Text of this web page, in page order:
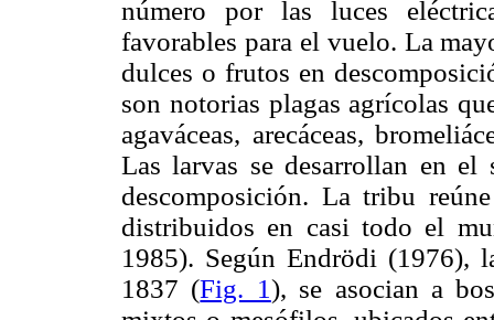
número por las luces
favorables para el vuelo. La
dulces o frutos en
son notorias plagas agrícolas
agaváceas, arecáceas,
Las larvas se desarrollan en
descomposición. La tribu
distribuidos en casi todo el
1985). Según Endrödi (1976),
1837 (Fig. 1), se asocian a